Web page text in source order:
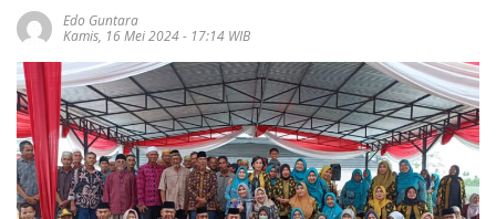
Edo Guntara
Kamis, 16 Mei 2024 - 17:14 WIB